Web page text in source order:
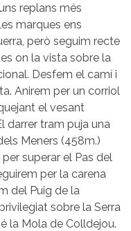
replans més
marques ens
però seguim recte
on la vista sobre la
Desfem el camí i
Anirem per un corriol
el vesant
darrer tram puja una
Meners (458m.)
superar el Pas del
per la carena
del Puig de la
sobre la Serra
la Mola de Colldejou.